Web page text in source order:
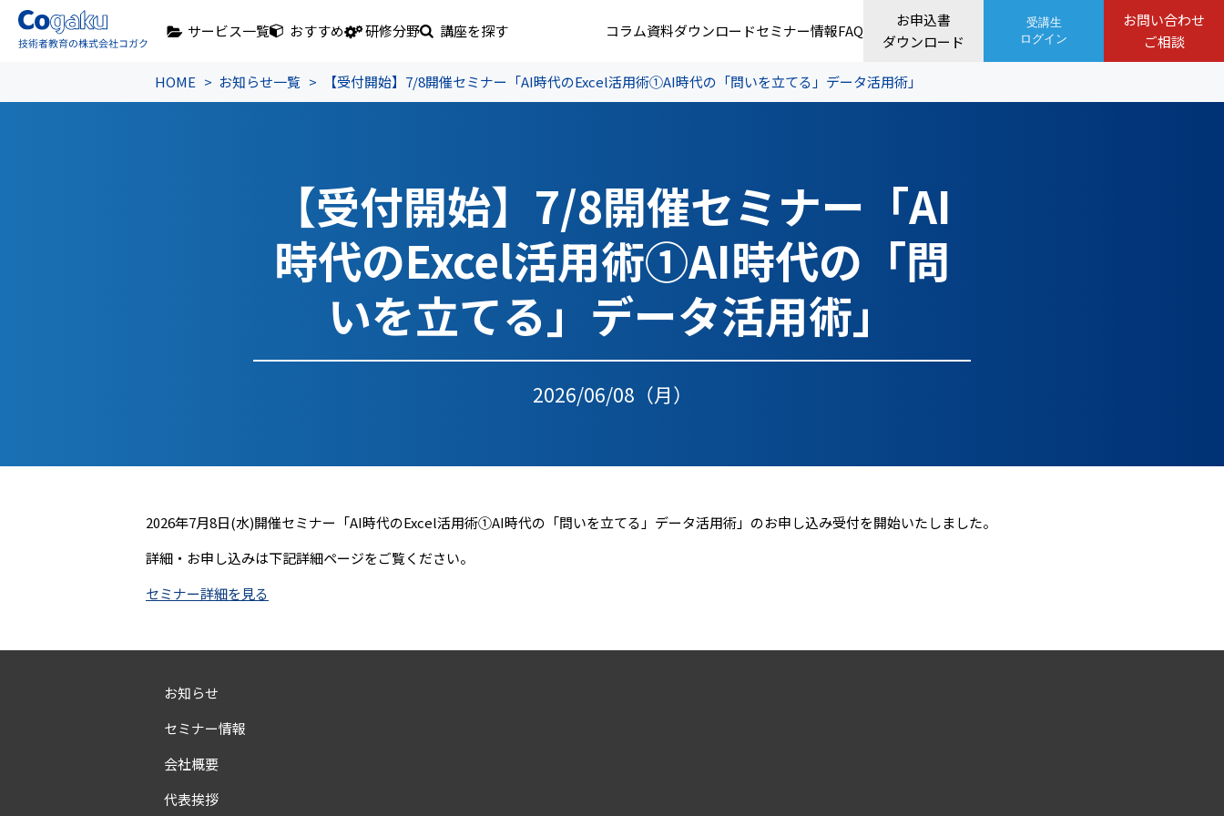
サービス一覧 おすすめ 研修分野 講座を探す コラム資料ダウンロードセミナー情報FAQ
お申込書
ダウンロード
受講生
ログイン
お問い合わせ
ご相談
HOME お知らせ一覧 【受付開始】7/8開催セミナー「AI時代のExcel活用術①AI時代の「問いを立てる」データ活用術」
【受付開始】7/8開催セミナー「AI
時代のExcel活用術①AI時代の「問
いを立てる」データ活用術」
2026/06/08（月）
2026年7月8日(水)開催セミナー「AI時代のExcel活用術①AI時代の「問いを立てる」データ活用術」のお申し込み受付を開始いたしました。
詳細・お申し込みは下記詳細ページをご覧ください。
セミナー詳細を見る
お知らせ
セミナー情報
会社概要
代表挨拶